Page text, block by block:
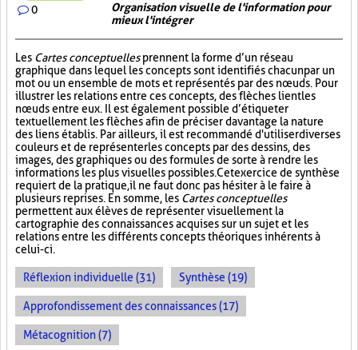
0
Organisation visuelle de l'information pour
mieux l'intégrer
Les Cartes conceptuellesprennent la forme d’un réseau
graphique dans lequel les concepts sont identifiés chacun par un
mot ou un ensemble de mots et représentés par des nœuds. Pour
illustrer les relations entre ces concepts, des flèches lient les
nœuds entre eux. Il est également possible d’étiqueter
textuellement les flèches afin de préciser davantage la nature
des liens établis. Par ailleurs, il est recommandé d'utiliser diverses
couleurs et de représenter les concepts par des dessins, des
images, des graphiques ou des formules de sorte à rendre les
informations les plus visuelles possibles. Cet exercice de synthèse
requiert de la pratique, il ne faut donc pas hésiter à le faire à
plusieurs reprises. En somme, les Cartes conceptuelles
permettent aux élèves de représenter visuellement la
cartographie des connaissances acquises sur un sujet et les
relations entre les différents concepts théoriques inhérents à
celui-ci.
Réflexion individuelle (31) Synthèse (19)
Approfondissement des connaissances (17)
Métacognition (7)